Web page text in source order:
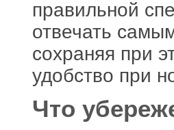
правильной
отвечать
сохраняя при
удобство при
Что